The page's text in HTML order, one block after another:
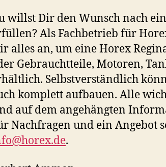
willst Dir den Wunsch nach
Als Fachbetrieb für
alles an, um eine Horex
Gebrauchtteile, Motoren,
Selbstverständlich
komplett aufbauen. Alle
auf dem angehängten
Nachfragen und ein Angebot
.